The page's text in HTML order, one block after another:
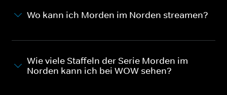
Wo kann ich Morden im Norden streamen?
Wie viele Staffeln der Serie Morden im
Norden kann ich bei WOW sehen?